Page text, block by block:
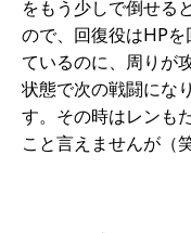
をもう少しで倒せる
ので、回復役はHPを
ているのに、周りが
状態で次の戦闘にな
す。その時はレンも
こと言えませんが（笑